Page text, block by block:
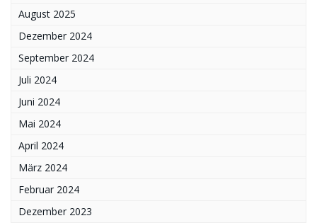
August 2025
Dezember 2024
September 2024
Juli 2024
Juni 2024
Mai 2024
April 2024
März 2024
Februar 2024
Dezember 2023